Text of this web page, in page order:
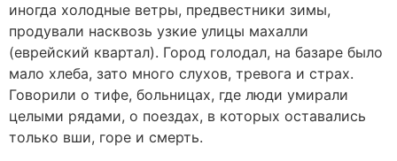
иногда холодные ветры, предвестники зимы,
продували насквозь узкие улицы махалли
(еврейский квартал). Город голодал, на базаре было
мало хлеба, зато много слухов, тревога и страх.
Говорили о тифе, больницах, где люди умирали
целыми рядами, о поездах, в которых оставались
только вши, горе и смерть.